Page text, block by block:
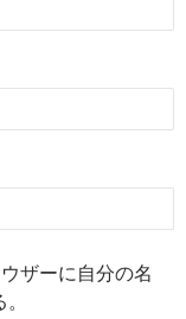
ザーに自分の名